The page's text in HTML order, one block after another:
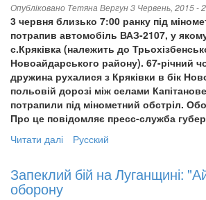
Опубліковано Тетяна Вергун3 Червень, 2015 -
3 червня близько 7:00 ранку під
потрапив автомобіль ВАЗ-2107, у
с.Кряківка (належить до
Новоайдарського району). 67-річний
дружина рухалися з Кряківки в бік
польовій дорозі між селами
потрапили під мінометний обстріл.
Про це повідомляє пресс-служба
Читати далі про
Луганщині
під
Русский
Запеклий бій на Луганщині:
оборону